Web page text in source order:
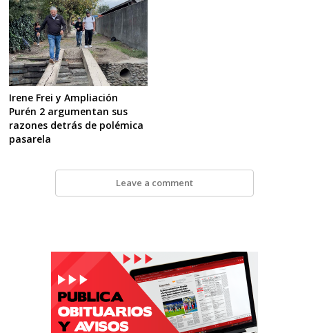
Irene Frei y Ampliación
Purén 2 argumentan sus
razones detrás de polémica
pasarela
Leave a comment